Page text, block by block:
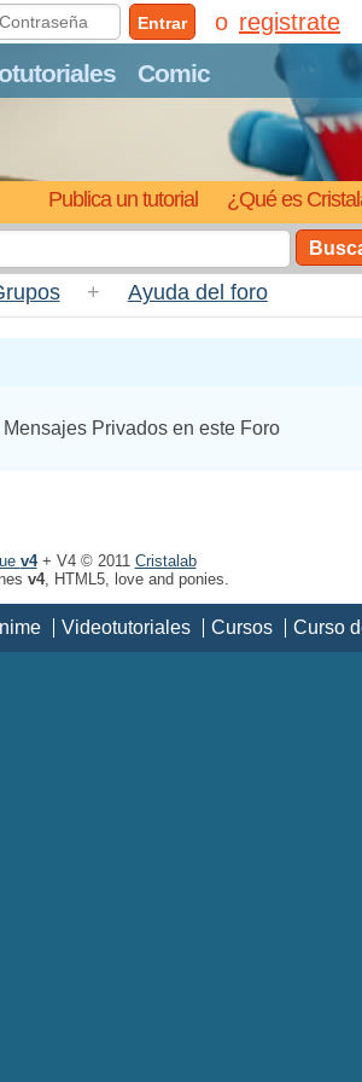
Comic
Publica un tutorial ¿Qué es
Entrar registrate
+ Ayuda del foro
Privados en este Foro
v4+ V4 © 2011 Cristalab
v4, HTML5, love and ponies.
Videotutoriales Cursos Curso